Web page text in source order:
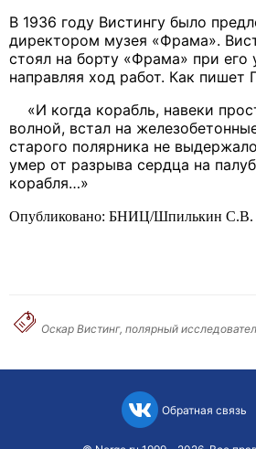
В 1936 году Вистингу было
директором музея «Фрама».
стоял на борту «Фрама» при его
направляя ход работ. Как пишет
«И когда корабль, навеки
волной, встал на
старого полярника не
умер от разрыва сердца на
корабля…»
Опубликовано: БНИЦ/Шпилькин С.В.
Оскар Вистинг, полярный
Обратная связь